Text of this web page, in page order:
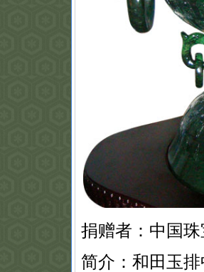
捐赠者：中国
简介：和田玉